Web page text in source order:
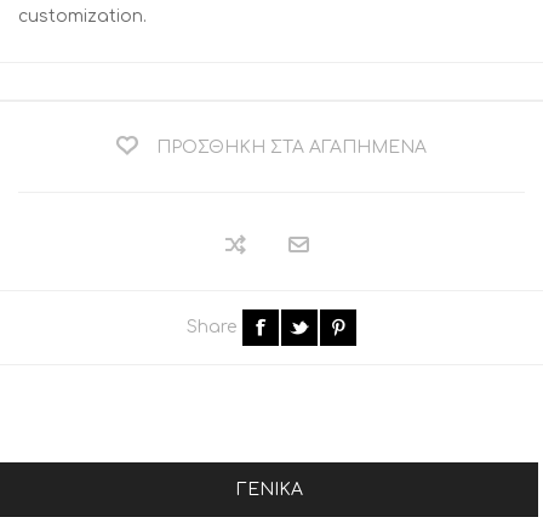
customization.
ΠΡΟΣΘΉΚΗ ΣΤΑ ΑΓΑΠΗΜΈΝΑ
Share
ΓΕΝΙΚΆ